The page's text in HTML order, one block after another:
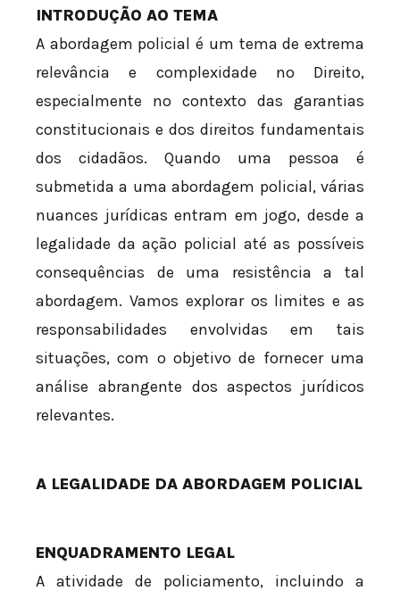
INTRODUÇÃO AO TEMA
A abordagem policial é um tema de extrema
relevância e complexidade no Direito,
especialmente no contexto das garantias
constitucionais e dos direitos fundamentais
dos cidadãos. Quando uma pessoa é
submetida a uma abordagem policial, várias
nuances jurídicas entram em jogo, desde a
legalidade da ação policial até as possíveis
consequências de uma resistência a tal
abordagem. Vamos explorar os limites e as
responsabilidades envolvidas em tais
situações, com o objetivo de fornecer uma
análise abrangente dos aspectos jurídicos
relevantes.
A LEGALIDADE DA ABORDAGEM POLICIAL
ENQUADRAMENTO LEGAL
A atividade de policiamento, incluindo a